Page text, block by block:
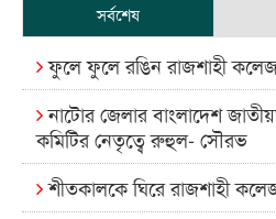
সর্বশেষ
ফুলে ফুলে রঙিন রাজশাহী
নাটোর জেলার বাংলাদেশ
কমিটির নেতৃত্বে রুহুল- সৌরভ
শীতকালকে ঘিরে রাজশাহী কলেজ